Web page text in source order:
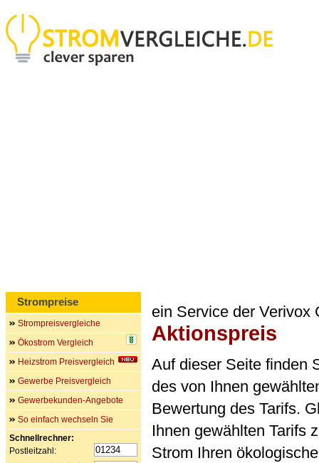
ein Service der Verivox
Aktionspreis
Auf dieser Seite finden
des von Ihnen
Bewertung des Tarifs.
Ihnen gewählten Tarifs
Strom Ihren
Strompreise
Strompreisvergleiche
Ökostrom Vergleich
Heizstrom Preisvergleich
Gewerbe Preisvergleich
Gewerbekunden-Angebote
So einfach wechseln Sie
Schnellrechner:
Postleitzahl: